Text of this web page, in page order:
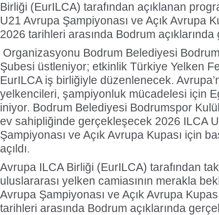
Birliği (EurILCA) tarafından açıklanan
U21 Avrupa Şampiyonası ve Açık Avrupa
2026 tarihleri arasında Bodrum
Organizasyonu Bodrum Belediyesi
Şubesi üstleniyor; etkinlik Türkiye Yelken
EurILCA iş birliğiyle düzenlenecek.
yelkencileri, şampiyonluk mücadelesi için
iniyor. Bodrum Belediyesi Bodrumspor
ev sahipliğinde gerçekleşecek 2026 ILCA
Şampiyonası ve Açık Avrupa Kupası için
açıldı.
Avrupa ILCA Birliği (EurILCA) tarafından
uluslararası yelken camiasının merakla
Avrupa Şampiyonası ve Açık Avrupa
tarihleri arasında Bodrum açıklarında